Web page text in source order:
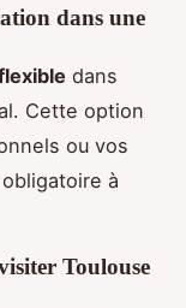
dans une
dans
Cette option
ou vos
à
Toulouse